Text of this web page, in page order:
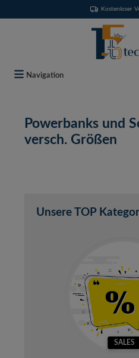
Kostenloser
Navigation
Powerbanks und
versch. Größen
Unsere TOP
SALES